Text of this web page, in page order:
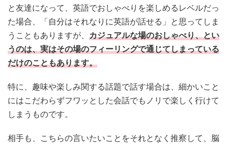
と友達になって、英語でおしゃべりを楽しめるレベルだっ
た場合、「自分はそれなりに英語が話せる」と思ってしま
うこともありますが、 カジュアルな場のおしゃべり、とい
うのは、実はその場のフィーリングで通じてしまっている
だけのこともあります。
特に、趣味や楽しみ関する話題で話す場合は、細かいこと
にはこだわらずフワッとした会話でもノリで楽しく行けて
しまうものです。
相手も、こちらの言いたいことをそれとなく推察して、脳